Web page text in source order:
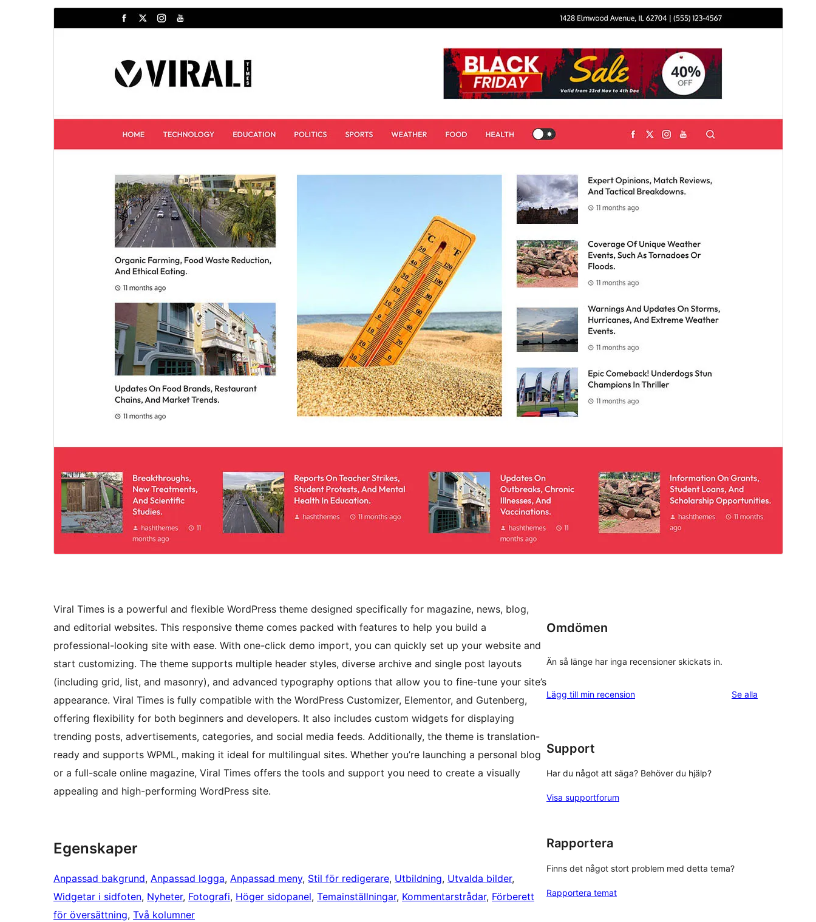
FörhandsgranskaLadda ner
Senast uppdaterat
Aktiva installationer
PHP-version
Temats startsida
Viral Times is a powerful and flexible WordPress theme designed specifically for magazine, news, blog,
and editorial websites. This responsive theme comes packed with features to help you build a
professional-looking site with ease. With one-click demo import, you can quickly set up your website and
start customizing. The theme supports multiple header styles, diverse archive and single post layouts
(including grid, list, and masonry), and advanced typography options that allow you to fine-tune your site’s
appearance. Viral Times is fully compatible with the WordPress Customizer, Elementor, and Gutenberg,
offering flexibility for both beginners and developers. It also includes custom widgets for displaying
trending posts, advertisements, categories, and social media feeds. Additionally, the theme is translation-
ready and supports WPML, making it ideal for multilingual sites. Whether you’re launching a personal blog
or a full-scale online magazine, Viral Times offers the tools and support you need to create a visually
appealing and high-performing WordPress site.
Egenskaper
Anpassad bakgrund, Anpassad logga, Anpassad meny, Stil för redigerare, Utbildning, Utvalda bilder
Widgetar i sidfoten, Nyheter, Fotografi, Höger sidopanel, Temainställningar, Kommentarstrådar, Förberett
för översättning, Två kolumner
Omdömen
Än så länge har inga recensioner skickats in.
Lägg till min recension Se alla
Support
Har du något att säga? Behöver du hjälp?
Visa supportforum
Rapportera
Finns det något stort problem med detta tema?
Rapportera temat